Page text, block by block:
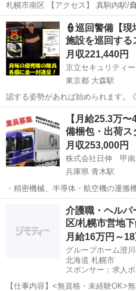
札幌市南区 【アクセス】 真駒内駅/
勤(日勤…
北海道 札幌市 介護福祉士
👮巡回警備【
施設を巡回す
月収221,440円
京立セキュリティ
東京都 大森駅
認する姿勢があれば始められます。
からの転職者、シ… 大森駅 警備員
【月給25.3万
備梱包・出荷
月収253,000円
株式会社日伸 甲南
兵庫県 青木駅
・精密機械、半導体・航空機の運搬機
サイズに合…
青木駅 その他
介護職・ヘルパ
区/札幌市営地
月給16万円～
グループホーム澄
北海道 札幌市
スポンサー：求人
【仕事内容】<無資格・未経験OK>